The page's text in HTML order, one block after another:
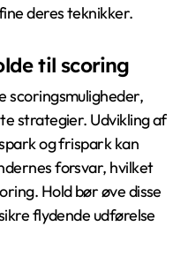
deres teknikker.
til scoring
scoringsmuligheder,
strategier. Udvikling af
og frispark kan
forsvar, hvilket
Hold bør øve disse
flydende udførelse